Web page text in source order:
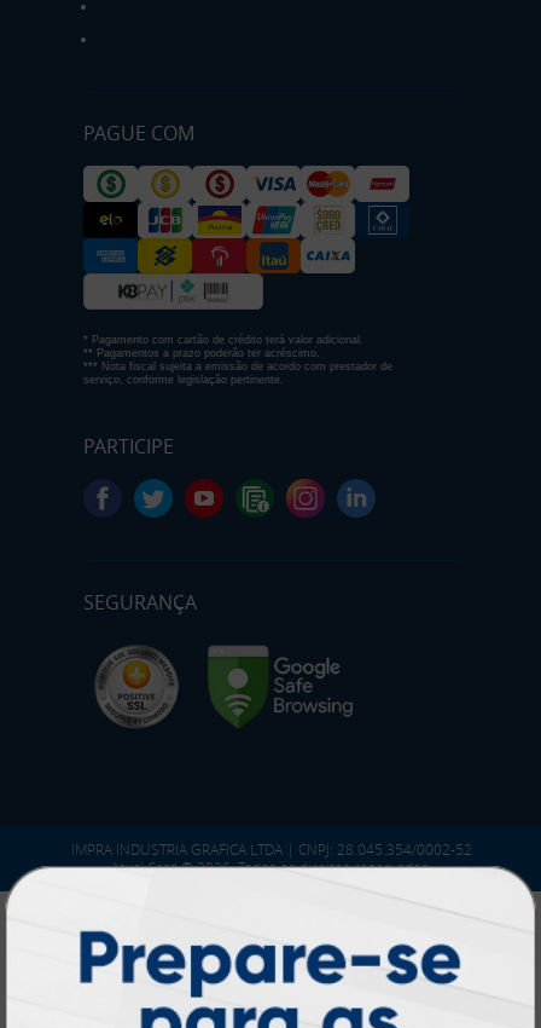
PAGUE COM
* Pagamento com cartão de crédito terá valor adicional.
** Pagamentos a prazo poderão ter acréscimo.
*** Nota fiscal sujeita a emissão de acordo com prestador de
serviço, conforme legislação pertinente.
PARTICIPE
SEGURANÇA
IMPRA INDUSTRIA GRAFICA LTDA | CNPJ: 28.045.354/0002-52
Atual Card © 2026. Todos os direitos reservados.
Atual Card: A Gráfica Pioneira em
Personalização Online